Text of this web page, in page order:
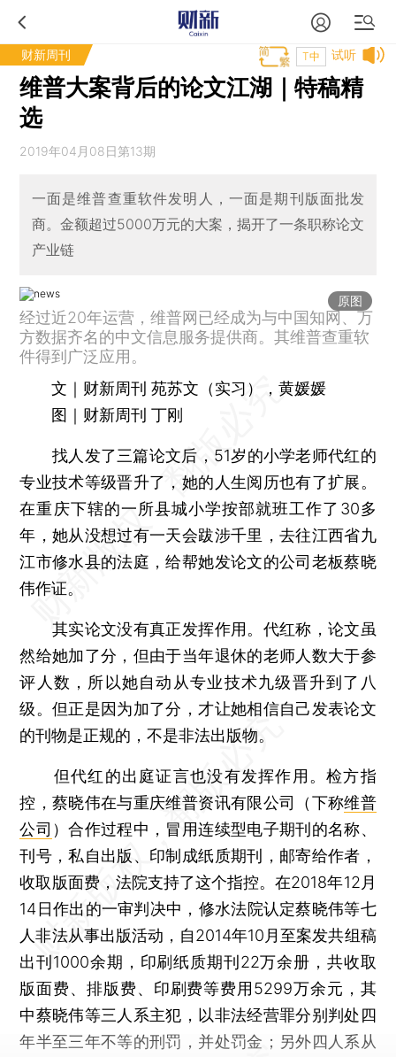
财新周刊 试听
T中
维普大案背后的论文江湖｜特稿精
选
2019年04月08日第13期
一面是维普查重软件发明人，一面是期刊版面批发
商。金额超过5000万元的大案，揭开了一条职称论文
产业链
原图
经过近20年运营，维普网已经成为与中国知网、万
方数据齐名的中文信息服务提供商。其维普查重软
件得到广泛应用。
文｜财新周刊 苑苏文（实习），黄媛媛
图｜财新周刊 丁刚
找人发了三篇论文后，51岁的小学老师代红的
专业技术等级晋升了，她的人生阅历也有了扩展。
在重庆下辖的一所县城小学按部就班工作了30多
年，她从没想过有一天会跋涉千里，去往江西省九
江市修水县的法庭，给帮她发论文的公司老板蔡晓
伟作证。
其实论文没有真正发挥作用。代红称，论文虽
然给她加了分，但由于当年退休的老师人数大于参
评人数，所以她自动从专业技术九级晋升到了八
级。但正是因为加了分，才让她相信自己发表论文
的刊物是正规的，不是非法出版物。
但代红的出庭证言也没有发挥作用。检方指
控，蔡晓伟在与重庆维普资讯有限公司（下称维普
公司 ）合作过程中，冒用连续型电子期刊的名称、
刊号，私自出版、印制成纸质期刊，邮寄给作者，
收取版面费，法院支持了这个指控。在2018年12月
14日作出的一审判决中，修水法院认定蔡晓伟等七
人非法从事出版活动，自2014年10月至案发共组稿
出刊1000余期，印刷纸质期刊22万余册，共收取
版面费、排版费、印刷费等费用5299万余元，其
中蔡晓伟等三人系主犯，以非法经营罪分别判处四
年半至三年不等的刑罚，并处罚金；另外四人系从